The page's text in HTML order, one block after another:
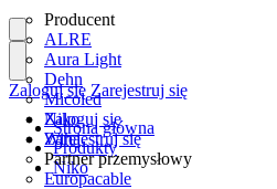
Producent
ALRE
Aura Light
Dehn
Micoled
Niko
Wiha
Partner przemysłowy
Europacable
Zaloguj się
Zarejestruj się
Zaloguj się Zarejestruj się
Strona główna
Produkty
Niko